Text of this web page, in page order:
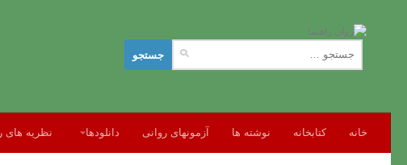
برای:
خانه کتابخانه نوشته ها آزمونهای روانی دانلودها نظریه های